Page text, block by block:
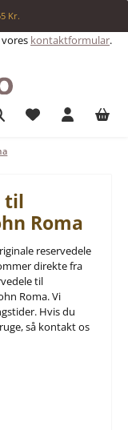
Kr.
kontaktformular.
Du har 0
til
Roma
reservedele
direkte fra
til
Roma. Vi
Hvis du
så kontakt os